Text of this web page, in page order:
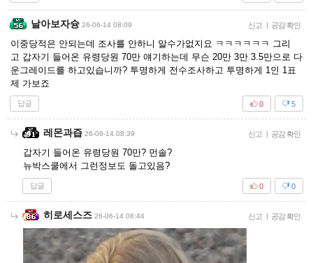
날아보자슝 26-06-14 08:09 신고 | 공감 확인
이중당적은 안되는데 조사를 안하니 알수가없지요 ㅋㅋㅋㅋㅋㅋ 그리
고 갑자기 들어온 유령당원 70만 얘기하는데 무슨 20만 3만 3.5만으로 다
운그레이드를 하고있습니까? 투명하게 전수조사하고 투명하게 1인 1표
제 가보죠
답글 5
0
레몬과즙 26-06-14 08:39 신고 | 공감 확인
갑자기 들어온 유령당원 70만? 먼솔?
뉴박스쿨에서 그런정보도 돌고있음?
답글 0
0
히로세스즈 26-06-14 08:44 신고 | 공감 확인